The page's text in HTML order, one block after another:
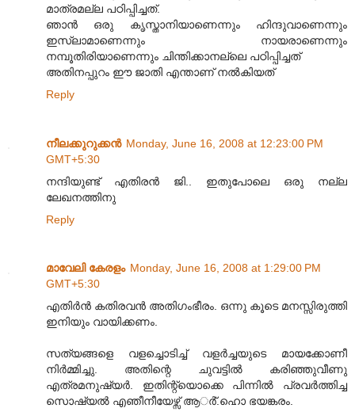
മാത്രമല്ല പഠിപ്പിച്ചത്.
ഞാന്‍ ഒരു കൃസ്താനിയാണെന്നും ഹിന്ദുവാണെന്നും
ഇസ്ലാമാണെന്നും നായരാണെന്നും
നമ്പൂതിരിയാണെന്നും ചിന്തിക്കാനല്ലെ പഠിപ്പിച്ചത്
അതിനപ്പുറം ഈ ജാതി എന്താണ് നല്‍കിയത്
Reply
നീലക്കുറുക്കന്‍ Monday, June 16, 2008 at 12:23:00 PM
GMT+5:30
നന്ദിയുണ്ട് എതിരന്‍ ജി.. ഇതുപോലെ ഒരു നല്ല
ലേഖനത്തിനു
Reply
മാവേലി കേരളം Monday, June 16, 2008 at 1:29:00 PM
GMT+5:30
എതിര്‍ന്‍ കതിരവന്‍ അതിഗംഭീരം. ഒന്നു കൂടെ മനസ്സിരുത്തി
ഇനിയും വായിക്കണം.
സത്യങ്ങളെ വളച്ചൊടിച്ച് വളര്‍ച്ചയുടെ മായക്കോണീ
നിര്‍മ്മിച്ചു. അതിന്റെ ചുവട്ടില്‍ കരിഞ്ഞുവീണു
എത്രമനുഷ്യര്‍. ഇതിന്റ്യൊക്കെ പിന്നില്‍ പ്രവര്‍ത്തിച്ച
സൊഷ്യല്‍ എഞീനീയേഴ്സ് ആര്‍്.ഹൊ ഭയങ്കരം.